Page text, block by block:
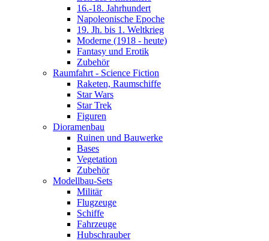
16.-18. Jahrhundert
Napoleonische Epoche
19. Jh. bis 1. Weltkrieg
Moderne (1918 - heute)
Fantasy und Erotik
Zubehör
Raumfahrt - Science Fiction
Raketen, Raumschiffe
Star Wars
Star Trek
Figuren
Dioramenbau
Ruinen und Bauwerke
Bases
Vegetation
Zubehör
Modellbau-Sets
Militär
Flugzeuge
Schiffe
Fahrzeuge
Hubschrauber